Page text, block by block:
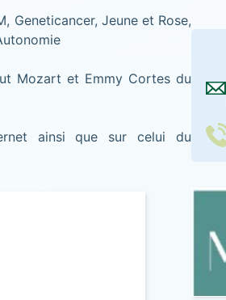
Geneticancer, Jeune et Rose,
Mozart et Emmy Cortes du
ainsi que sur celui du